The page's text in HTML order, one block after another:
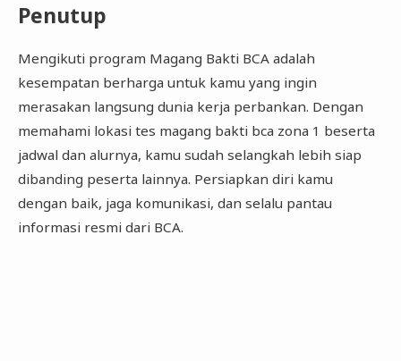
Penutup
Mengikuti program Magang Bakti BCA adalah
kesempatan berharga untuk kamu yang ingin
merasakan langsung dunia kerja perbankan. Dengan
memahami lokasi tes magang bakti bca zona 1 beserta
jadwal dan alurnya, kamu sudah selangkah lebih siap
dibanding peserta lainnya. Persiapkan diri kamu
dengan baik, jaga komunikasi, dan selalu pantau
informasi resmi dari BCA.